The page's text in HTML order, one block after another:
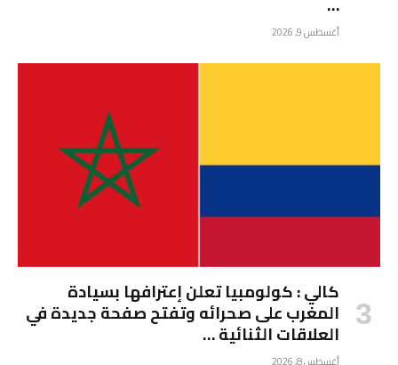
أغسطس 9, 2026
كالي : كولومبيا تعلن إعترافها بسيادة
المغرب على صحرائه وتفتح صفحة جديدة في
العلاقات الثنائية …